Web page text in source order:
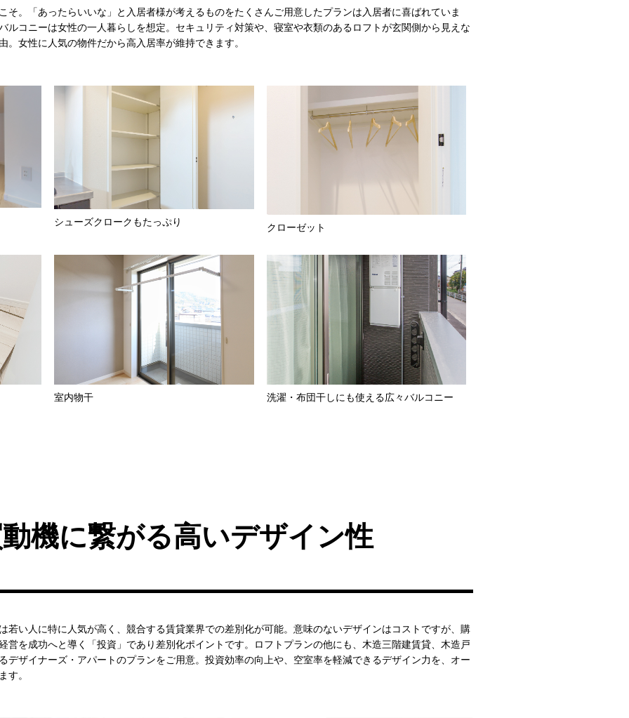
そ。「あったらいいな」と入居者様が考えるものをたくさんご用意したプランは入居者に喜ばれていま
ルコニーは女性の一人暮らしを想定。セキュリティ対策や、寝室や衣類のあるロフトが玄関側から見えな
。女性に人気の物件だから高入居率が維持できます。
シューズクロークもたっぷり
クローゼット
室内物干 洗濯・布団干しにも使える広々バルコニー
機に繋がる高いデザイン性
若い人に特に人気が高く、競合する賃貸業界での差別化が可能。意味のないデザインはコストですが、購
営を成功へと導く「投資」であり差別化ポイントです。ロフトプランの他にも、木造三階建賃貸、木造戸
デザイナーズ・アパートのプランをご用意。投資効率の向上や、空室率を軽減できるデザイン力を、オー
す。